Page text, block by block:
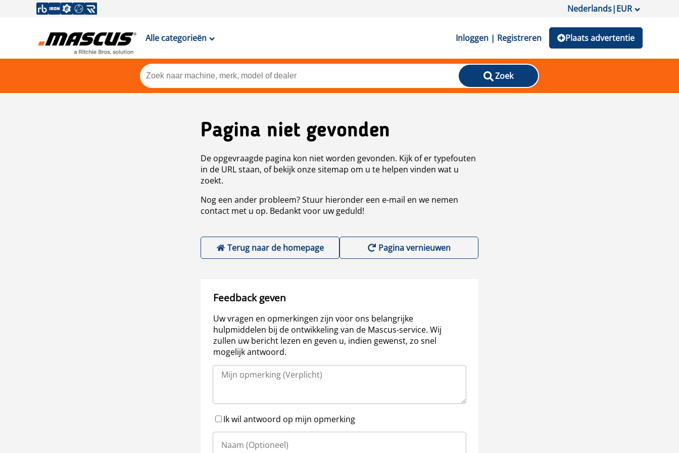
Nederlands|EUR
Alle categorieën Inloggen | Registreren Plaats advertentie
Zoek
Pagina niet gevonden
De opgevraagde pagina kon niet worden gevonden. Kijk of er typefouten
in de URL staan, of bekijk onze sitemap om u te helpen vinden wat u
zoekt.
Nog een ander probleem? Stuur hieronder een e-mail en we nemen
contact met u op. Bedankt voor uw geduld!
Terug naar de homepage Pagina vernieuwen
Feedback geven
Uw vragen en opmerkingen zijn voor ons belangrijke
hulpmiddelen bij de ontwikkeling van de Mascus-service. Wij
zullen uw bericht lezen en geven u, indien gewenst, zo snel
mogelijk antwoord.
Ik wil antwoord op mijn opmerking